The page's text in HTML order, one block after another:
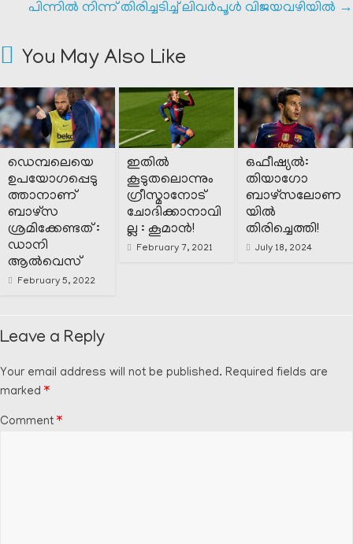
പിന്നിൽ നിന്ന് തിരിച്ചടിച്ച് ലിവർപൂൾ വിജയവഴിയിൽ →
You May Also Like
ഡെമ്പലെയെ
ഉപയോഗപ്പെടു
ത്താനാണ്
ബാഴ്സ
ശ്രമിക്കേണ്ടത് :
ഡാനി
ആൽവെസ്
February 5, 2022
ഇതിൽ
കൂടുതലൊന്നും
ഗ്രീസ്മാനോട്
ചോദിക്കാനാവി
ല്ല : കൂമാൻ!
February 7, 2021
ഒഫീഷ്യൽ:
തിയാഗോ
ബാഴ്സലോണ
യിൽ
തിരിച്ചെത്തി!
July 18, 2024
Leave a Reply
Your email address will not be published. Required fields are
marked *
Comment *